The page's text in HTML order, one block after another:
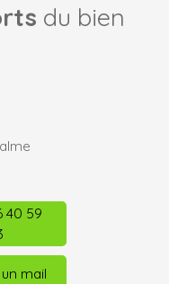
du bien
40 59
mail